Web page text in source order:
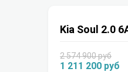
Kia Soul 2.0
2 574 900 руб
1 211 200 руб